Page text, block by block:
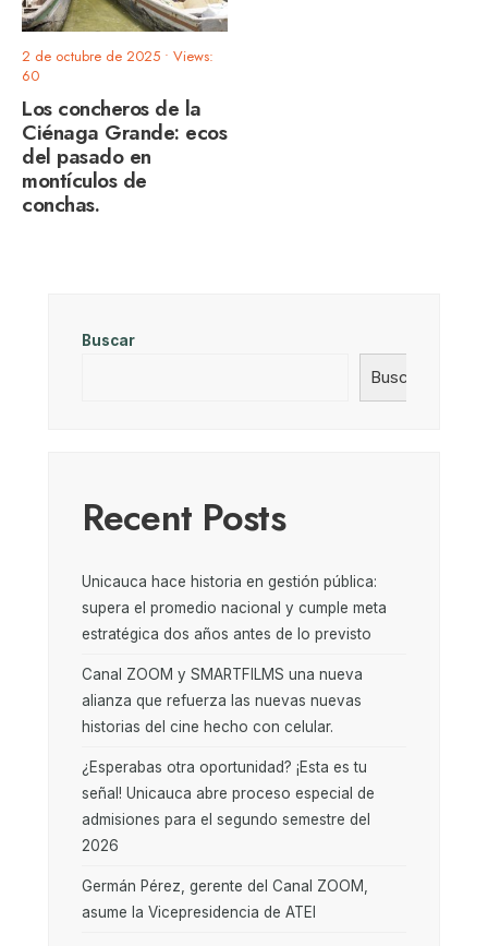
2 de octubre de 2025 • Views:
60
Los concheros de la
Ciénaga Grande: ecos
del pasado en
montículos de
conchas.
Buscar
Buscar
Recent Posts
Unicauca hace historia en gestión pública:
supera el promedio nacional y cumple meta
estratégica dos años antes de lo previsto
Canal ZOOM y SMARTFILMS una nueva
alianza que refuerza las nuevas nuevas
historias del cine hecho con celular.
¿Esperabas otra oportunidad? ¡Esta es tu
señal! Unicauca abre proceso especial de
admisiones para el segundo semestre del
2026
Germán Pérez, gerente del Canal ZOOM,
asume la Vicepresidencia de ATEI